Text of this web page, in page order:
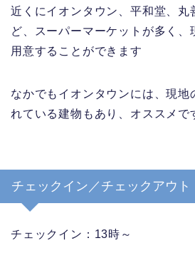
近くにイオンタウン、平和堂、丸
ど、スーパーマーケットが多く、
用意することができます
なかでもイオンタウンには、現地
れている建物もあり、オススメで
チェックイン／チェックアウト
チェックイン：13時～